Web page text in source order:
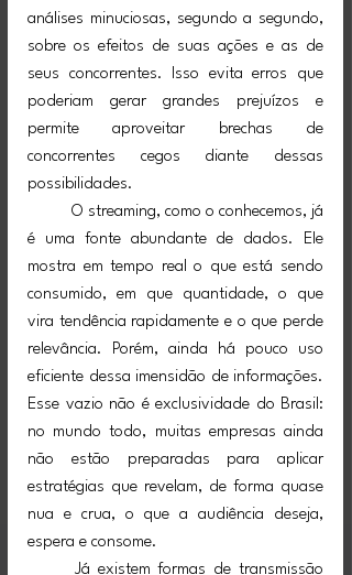
análises minuciosas, segundo a segundo,
sobre os efeitos de suas ações e as de
seus concorrentes. Isso evita erros que
poderiam gerar grandes prejuízos e
permite aproveitar brechas de
concorrentes cegos diante dessas
possibilidades.
é uma fonte abundante de dados. Ele
mostra em tempo real o que está sendo
consumido, em que quantidade, o que
vira tendência rapidamente e o que perde
relevância. Porém, ainda há pouco uso
eficiente dessa imensidão de informações.
Esse vazio não é exclusividade do Brasil:
no mundo todo, muitas empresas ainda
não estão preparadas para aplicar
estratégias que revelam, de forma quase
nua e crua, o que a audiência deseja,
espera e consome.